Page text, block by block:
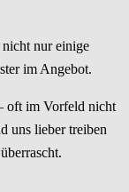
nur einige
im Angebot.
oft im Vorfeld nicht
uns lieber treiben